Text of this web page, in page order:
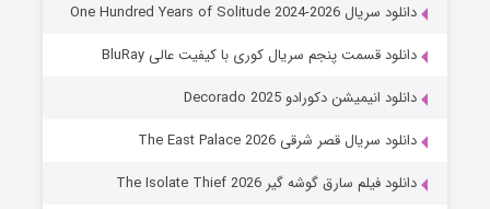
جادوگری در مغولستان
قسمت14 (زیرنویس) منتشر شد
دانلود سریال One Hundred Years of Solitude 2024-2026
دانلود قسمت پنجم سریال کوری با کیفیت عالی BluRay
دانلود انیمیشن دکورادو Decorado 2025
دانلود سریال قصر شرقی The East Palace 2026
دانلود فیلم سارق گوشه گیر The Isolate Thief 2026